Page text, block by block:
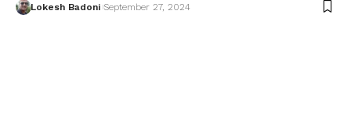
Lokesh Badoni September 27, 2024